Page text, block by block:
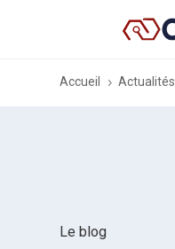
Accueil 5 Actualités
Le blog